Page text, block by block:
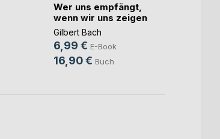
Wer uns empfängt,
wenn wir uns zeigen
Gilbert Bach
6,99 € E-Book
16,90 € Buch